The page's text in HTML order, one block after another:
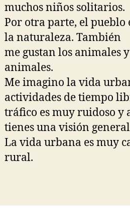
muchos niños solitarios.
Por otra parte, el pueblo
la naturaleza. También
me gustan los animales
animales.
Me imagino la vida
actividades de tiempo
tráfico es muy ruidoso y
tienes una visión
La vida urbana es muy
rural.